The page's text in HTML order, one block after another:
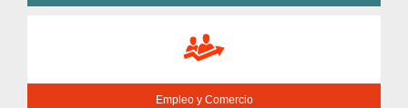
Empleo y Comercio